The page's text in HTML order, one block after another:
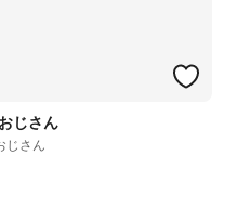
じさん
じさん